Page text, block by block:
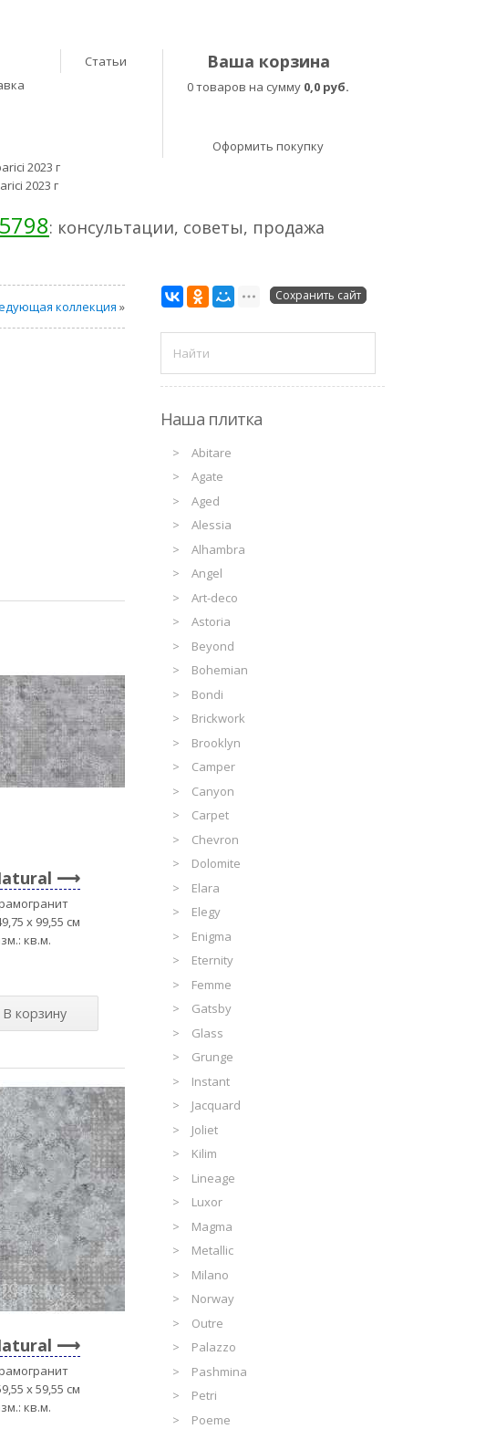
Статьи Ваша корзина
0 товаров на сумму 0,0 руб.
Оформить покупку
2023 г
2023 г
: консультации, советы, продажа
коллекция »
x 99,55 см
кв.м.
x 59,55 см
кв.м.
Сохранить сайт
Наша плитка
Abitare
Agate
Aged
Alessia
Alhambra
Angel
Art-deco
Astoria
Beyond
Bohemian
Bondi
Brickwork
Brooklyn
Camper
Canyon
Carpet
Chevron
Dolomite
Elara
Elegy
Enigma
Eternity
Femme
Gatsby
Glass
Grunge
Instant
Jacquard
Joliet
Kilim
Lineage
Luxor
Magma
Metallic
Milano
Norway
Outre
Palazzo
Pashmina
Petri
Poeme